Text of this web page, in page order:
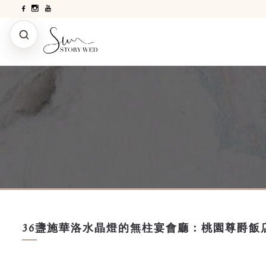
36盞施華洛水晶燈的無柱宴會廳：桃園尊爵飯